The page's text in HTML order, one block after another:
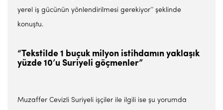
yerel iş gücünün yönlendirilmesi gerekiyor’’ şeklinde
konuştu.
“Tekstilde 1 buçuk milyon istihdamın yaklaşık
yüzde 10’u Suriyeli göçmenler”
Muzaffer Cevizli Suriyeli işçiler ile ilgili ise şu yorumda